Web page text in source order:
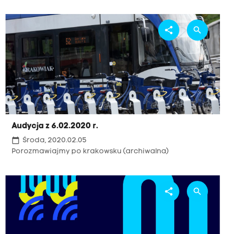
Audycja z 6.02.2020 r.
calendar_today Środa, 2020.02.05
Porozmawiajmy po krakowsku (archiwalna)
share search
share search